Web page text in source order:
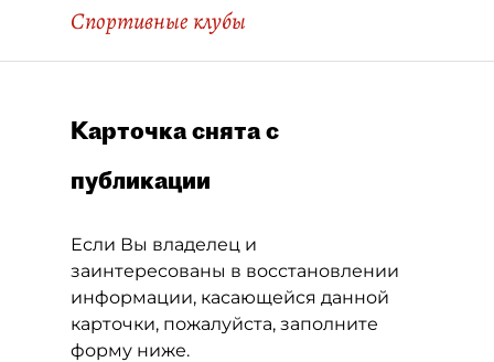
Спортивные клубы
Карточка снята с
публикации
Если Вы владелец и
заинтересованы в восстановлении
информации, касающейся данной
карточки, пожалуйста, заполните
форму ниже.